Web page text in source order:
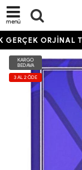
menü
ORJİNAL
KARGO
BEDAVA
3 AL 2 ÖDE